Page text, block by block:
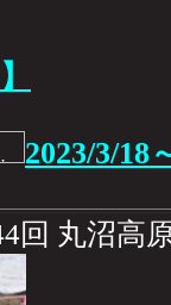
2023/3/18
回 丸沼高